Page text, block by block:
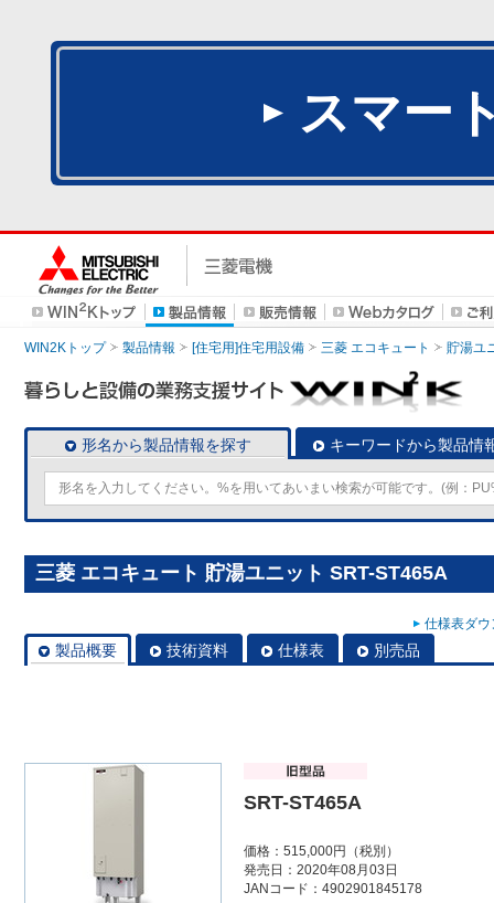
スマー
WIN2Kトップ 製品情報 [住宅用]住宅用設備 三菱 エコキュート 貯湯ユ
形名から製品情報を探す キーワードから製品情
三菱 エコキュート 貯湯ユニット SRT-ST465A
仕様表ダ
製品概要 技術資料 仕様表 別売品
SRT-ST465A
価格：515,000円（税別）
発売日：2020年08月03日
JANコード：4902901845178